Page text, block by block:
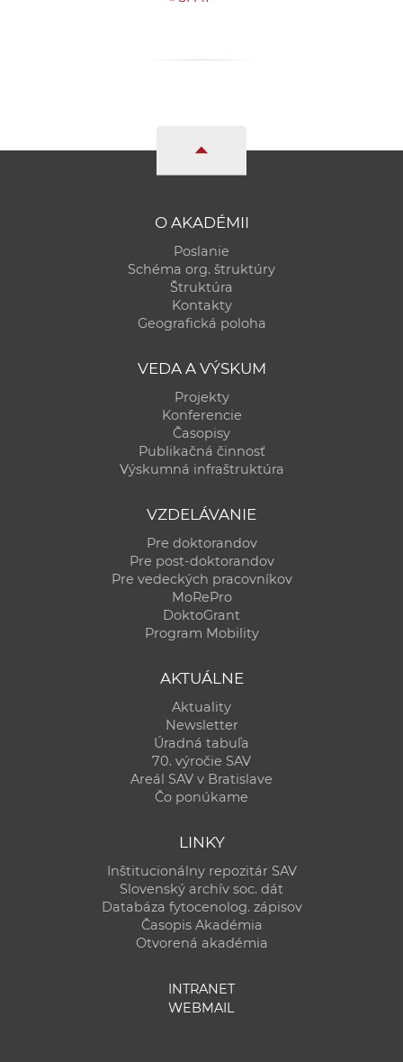
O AKADÉMII
Poslanie
Schéma org. štruktúry
Štruktúra
Kontakty
Geografická poloha
VEDA A VÝSKUM
Projekty
Konferencie
Časopisy
Publikačná činnosť
Výskumná infraštruktúra
VZDELÁVANIE
Pre doktorandov
Pre post-doktorandov
Pre vedeckých pracovníkov
MoRePro
DoktoGrant
Program Mobility
AKTUÁLNE
Aktuality
Newsletter
Úradná tabuľa
70. výročie SAV
Areál SAV v Bratislave
Čo ponúkame
LINKY
Inštitucionálny repozitár SAV
Slovenský archív soc. dát
Databáza fytocenolog. zápisov
Časopis Akadémia
Otvorená akadémia
INTRANET
WEBMAIL